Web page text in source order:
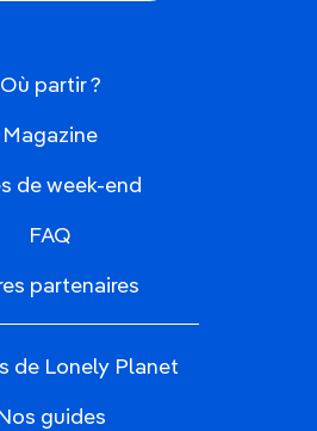
Où partir ?
Magazine
de week-end
FAQ
partenaires
de Lonely Planet
Nos guides